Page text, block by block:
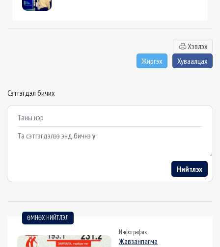
Хэвлэх
Жиргэх
Хуваалцах
Сэтгэгдэл бичих
Example textarea
Нийтлэх
ӨМНӨХ НИЙТЛЭЛ
Инфографик
Жавзанпагма